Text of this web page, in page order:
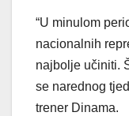
“U minulom
nacionalnih
najbolje učiniti.
se narednog
trener Dinama.